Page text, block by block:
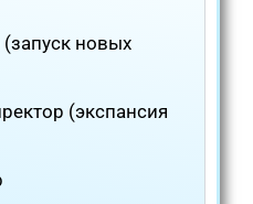
новых
(экспансия